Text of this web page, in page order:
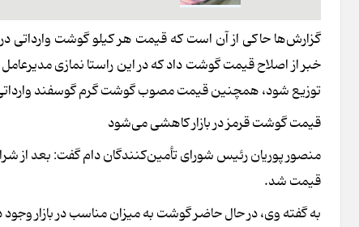
توزیع شود، همچنین قیمت مصوب گوشت گرم گوسفند
قیمت گوشت قرمز در بازار کاهشی می‌شود
منصور پوریان رئیس شورای تأمین‌کنندگان دام گفت: بعد از
قیمت شد.
به گفته وی، در حال حاضر گوشت به میزان مناسب در بازار